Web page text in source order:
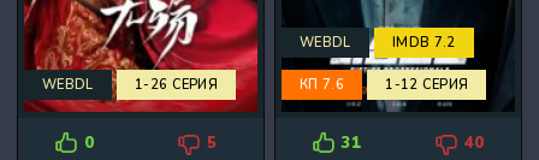
WEBDL 1-26 СЕРИЯ
0 5
WEBDL IMDB 7.2
КП 7.6 1-12 СЕРИЯ
31 40